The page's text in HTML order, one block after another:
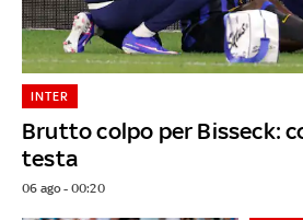
Brutto colpo per Bisseck:
testa
INTER
06 ago - 00:20